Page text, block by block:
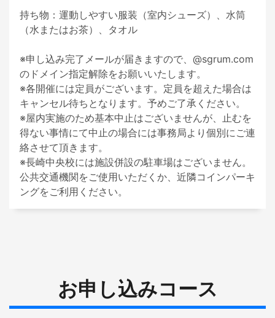
持ち物：運動しやすい服装（室内シューズ）、水筒
（水またはお茶）、タオル
※申し込み完了メールが届きますので、@sgrum.com
のドメイン指定解除をお願いいたします。
※各開催には定員がございます。定員を超えた場合は
キャンセル待ちとなります。予めご了承ください。
※屋内実施のため基本中止はございませんが、止むを
得ない事情にて中止の場合には事務局より個別にご連
絡させて頂きます。
※長崎中央校には施設併設の駐車場はございません。
公共交通機関をご使用いただくか、近隣コインパーキ
ングをご利用ください。
お申し込みコース